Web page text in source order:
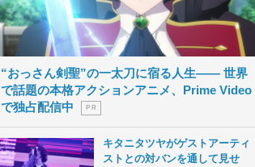
“おっさん剣聖”の一太刀に宿る人生―― 世界
で話題の本格アクションアニメ、Prime Video
で独占配信中
P R
キタニタツヤがゲストアーティ
ストとの対バンを通して見せ